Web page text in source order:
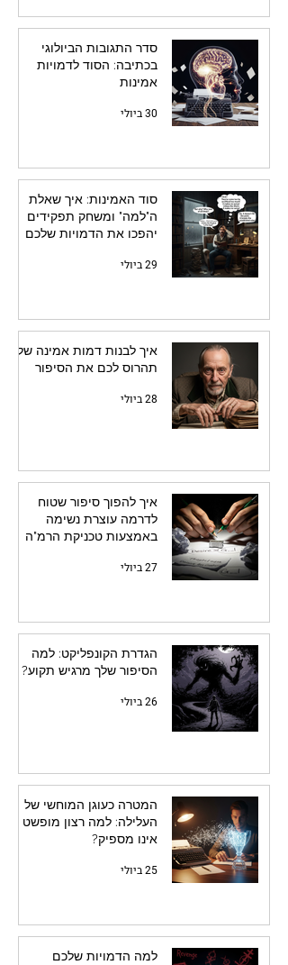
סדר התגובות הביולוגי
בכתיבה: הסוד לדמויות
אמינות
30 ביולי
סוד האמינות: איך שאלת
ה"למה" ומשחק תפקידים
יהפכו את הדמויות שלכם
29 ביולי
איך לבנות דמות אמינה שלא
תהרוס לכם את הסיפור
28 ביולי
איך להפוך סיפור שטוח
לדרמה עוצרת נשימה
באמצעות טכניקת הרמ"ה
27 ביולי
הגדרת הקונפליקט: למה
הסיפור שלך מרגיש תקוע?
26 ביולי
המטרה כעוגן המוחשי של
העלילה: למה רצון מופשט
אינו מספיק?
25 ביולי
למה הדמויות שלכם